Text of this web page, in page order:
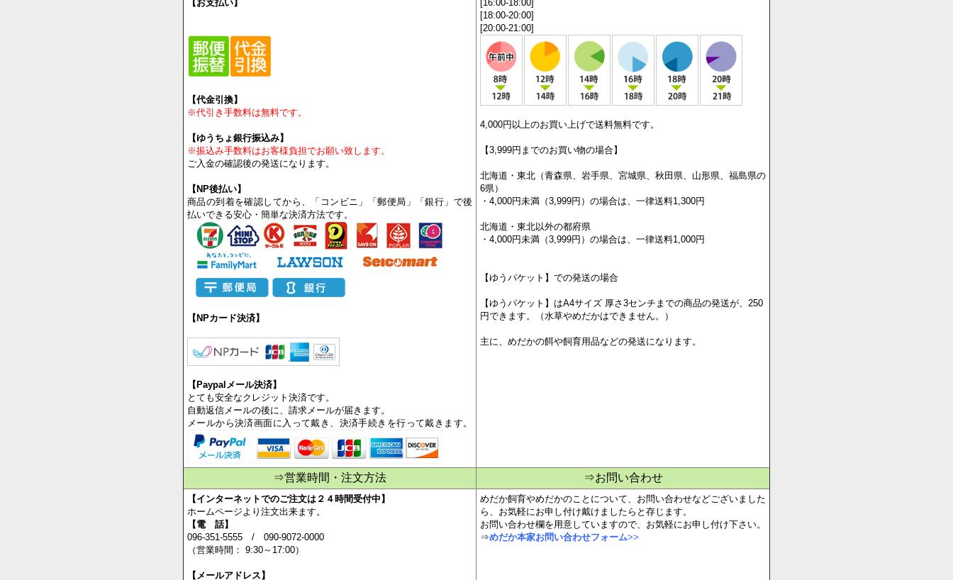
【お支払い】
【代金引換】
※代引き手数料は無料です。
※振込み手数料はお客様負担でお願い致します。
ご入金の確認後の発送になります。
【NP後払い】
商品の到着を確認してから、「コンビニ」「郵便局」「銀行」で後
払いできる安心・簡単な決済方法です。
【NPカード決済】
【Paypalメール決済】
とても安全なクレジット決済です。
自動返信メールの後に、請求メールが届きます。
メールから決済画面に入って戴き、決済手続きを行って戴きます。
[午前中(9:00-12:00)]
[12:00-14:00]
[14:00-16:00]
[16:00-18:00]
[18:00-20:00]
[20:00-21:00]
【3,999円までのお買い物の場合】
6県）
・4,000円未満（3,999円）の場合は、一律送料1,300円
・4,000円未満（3,999円）の場合は、一律送料1,000円
【ゆうパケット】での発送の場合
【ゆうパケット】はA4サイズ 厚さ3センチまでの商品の発送が、250
⇒営業時間・注文方法 ⇒お問い合わせ
【インターネットでのご注文は２４時間受付中】
ホームページより注文出来ます。
めだか飼育やめだかのことについて、お問い合わせなどございました